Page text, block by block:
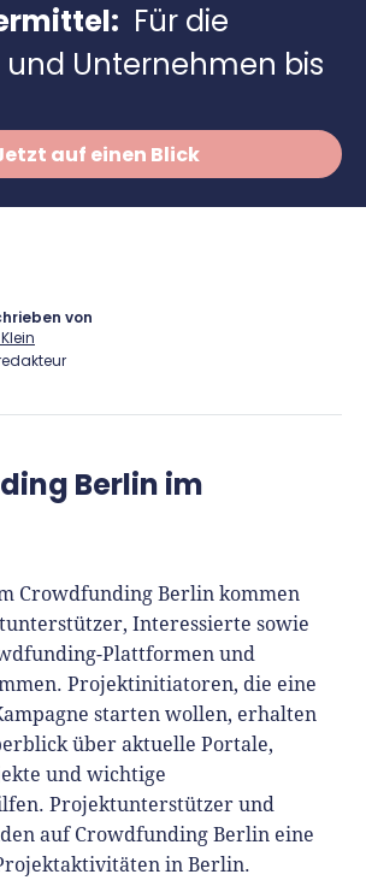
Für die
Unternehmen bis
auf einen Blick
von
Redaktion
Seine Mission:
und Gründern praxisnahe
Insights an die Hand zu
er als Chefredakteur,
Webinar-Moderator und auf
in anderen Medien
zu
Berlin im
Crowdfunding Berlin kommen
Interessierte sowie
Plattformen und
Projektinitiatoren, die eine
starten wollen, erhalten
über aktuelle Portale,
und wichtige
Projektunterstützer und
auf Crowdfunding Berlin eine
in Berlin.